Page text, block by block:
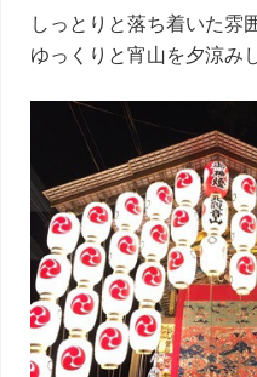
しっとりと落ち着いた雰
ゆっくりと宵山を夕涼み